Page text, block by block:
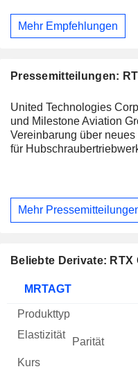
Mehr Empfehlungen
Pressemitteilungen:
United Technologies
und Milestone Aviation
Vereinbarung über
für
Mehr
Beliebte Derivate:
WKN Typ Produkttyp
MRTAGT